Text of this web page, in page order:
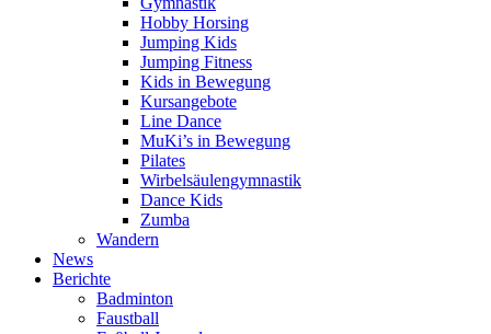
Hobby Horsing
Jumping Kids
Jumping Fitness
Kids in Bewegung
Kursangebote
Line Dance
MuKi’s in Bewegung
Pilates
Wirbelsäulengymnastik
Dance Kids
Zumba
Wandern
News
Berichte
Badminton
Faustball